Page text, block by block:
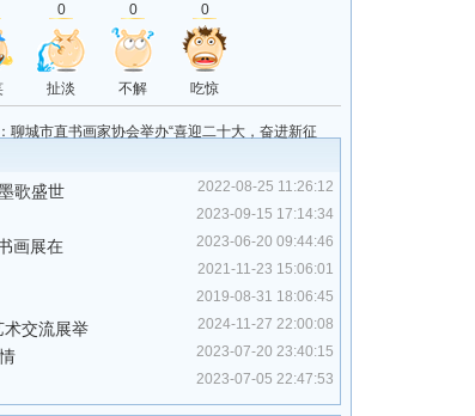
0 0 0
扯淡 不解 吃惊
聊城市直书画家协会举办“喜迎二十大，奋进新征
歌盛世 2022-08-25 11:26:12
2023-09-15 17:14:34
画展在 2023-06-20 09:44:46
2021-11-23 15:06:01
2019-08-31 18:06:45
术交流展举 2024-11-27 22:00:08
2023-07-20 23:40:15
2023-07-05 22:47:53